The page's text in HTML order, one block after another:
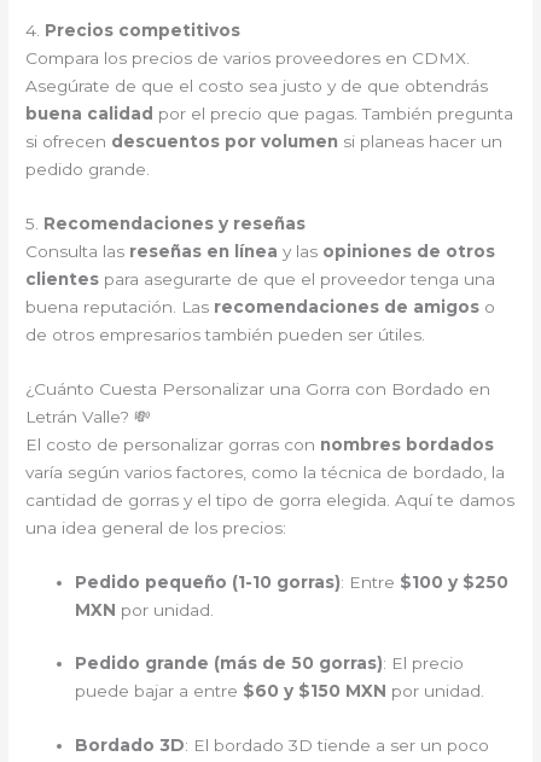
4. Precios competitivos
Compara los precios de varios proveedores en CDMX.
Asegúrate de que el costo sea justo y de que obtendrás
buena calidad por el precio que pagas. También pregunta
si ofrecen descuentos por volumen si planeas hacer un
pedido grande.
5. Recomendaciones y reseñas
Consulta las reseñas en línea y las opiniones de otros
clientes para asegurarte de que el proveedor tenga una
buena reputación. Las recomendaciones de amigos o
de otros empresarios también pueden ser útiles.
¿Cuánto Cuesta Personalizar una Gorra con Bordado en
Letrán Valle? 💸
El costo de personalizar gorras con nombres bordados
varía según varios factores, como la técnica de bordado, la
cantidad de gorras y el tipo de gorra elegida. Aquí te damos
una idea general de los precios:
Pedido pequeño (1-10 gorras): Entre $100 y $250
MXN por unidad.
Pedido grande (más de 50 gorras): El precio
puede bajar a entre $60 y $150 MXN por unidad.
Bordado 3D: El bordado 3D tiende a ser un poco